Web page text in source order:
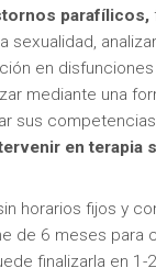
parafílicos,
sexualidad,
en
mediante una
sus
en
horarios fijos y
de 6 meses para
finalizarla en